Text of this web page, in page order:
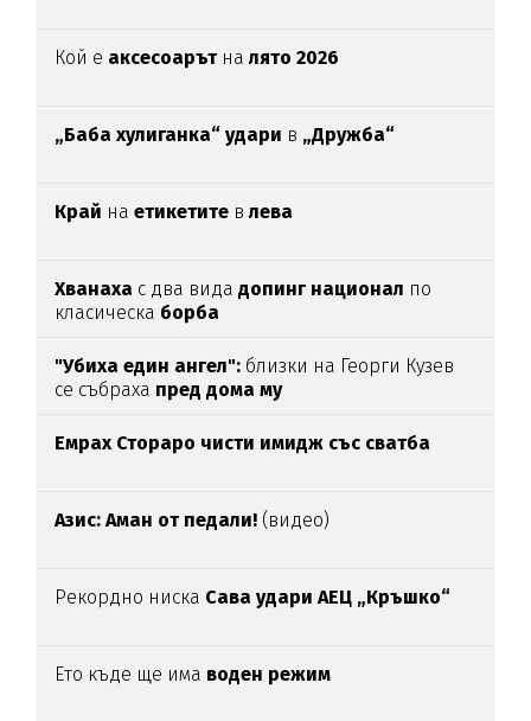
Кой е аксесоарътналято 2026
„Баба хулиганка“ удари в „Дружба“
Край наетикетите влева
Хванаха с два видадопинг национал по
класическа борба
"Убиха един ангел": близки на Георги Кузев
се събраха пред дома му
Емрах Стораро чисти имидж със сватба
Азис: Аман от педали! (видео)
Рекордно ниска Сава удари АЕЦ „Кръшко“
Ето къде ще има воден режим